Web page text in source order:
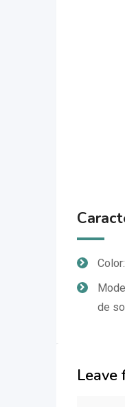
de
Leave